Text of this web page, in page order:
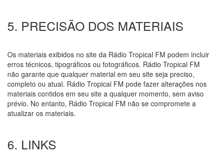
5. PRECISÃO DOS MATERIAIS
Os materiais exibidos no site da Rádio Tropical FM podem incluir
erros técnicos, tipográficos ou fotográficos. Rádio Tropical FM
não garante que qualquer material em seu site seja preciso,
completo ou atual. Rádio Tropical FM pode fazer alterações nos
materiais contidos em seu site a qualquer momento, sem aviso
prévio. No entanto, Rádio Tropical FM não se compromete a
atualizar os materiais.
6. LINKS